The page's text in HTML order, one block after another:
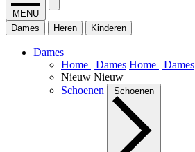
MENU
Dames
Heren Kinderen
Dames
Home | Dames Home | Dames
Nieuw Nieuw
Schoenen
Schoenen